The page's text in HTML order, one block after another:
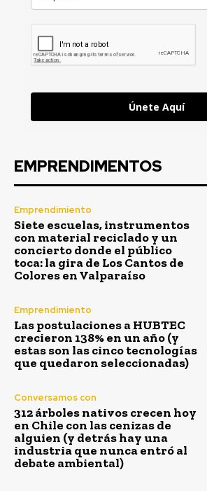
Únete Aquí
EMPRENDIMENTOS
Emprendimiento
Siete escuelas, instrumentos
con material reciclado y un
concierto donde el público
toca: la gira de Los Cantos de
Colores en Valparaíso
Emprendimiento
Las postulaciones a HUBTEC
crecieron 138% en un año (y
estas son las cinco tecnologías
que quedaron seleccionadas)
Conversamos con
312 árboles nativos crecen hoy
en Chile con las cenizas de
alguien (y detrás hay una
industria que nunca entró al
debate ambiental)